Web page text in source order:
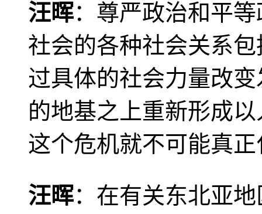
汪晖：尊严政治和平
社会的各种社会关系
过具体的社会力量改
的地基之上重新形成
这个危机就不可能真
汪晖：在有关东北亚